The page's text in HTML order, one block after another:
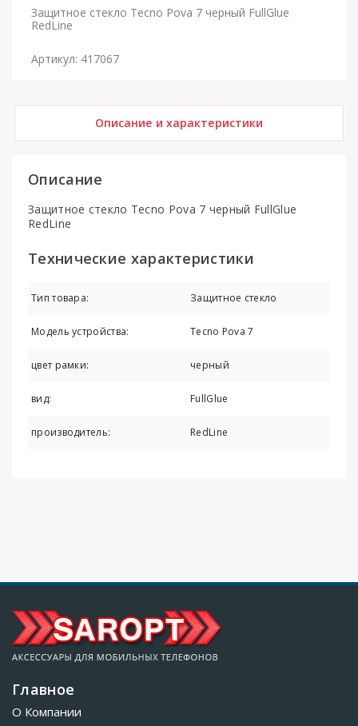
Защитное стекло Tecno Pova 7 черный FullGlue
RedLine
Артикул: 417067
Описание и характеристики
Описание
Защитное стекло Tecno Pova 7 черный FullGlue
RedLine
Технические характеристики
Тип товара: Защитное стекло
Модель устройства: Tecno Pova 7
цвет рамки: черный
вид: FullGlue
производитель: RedLine
Главное
О Компании